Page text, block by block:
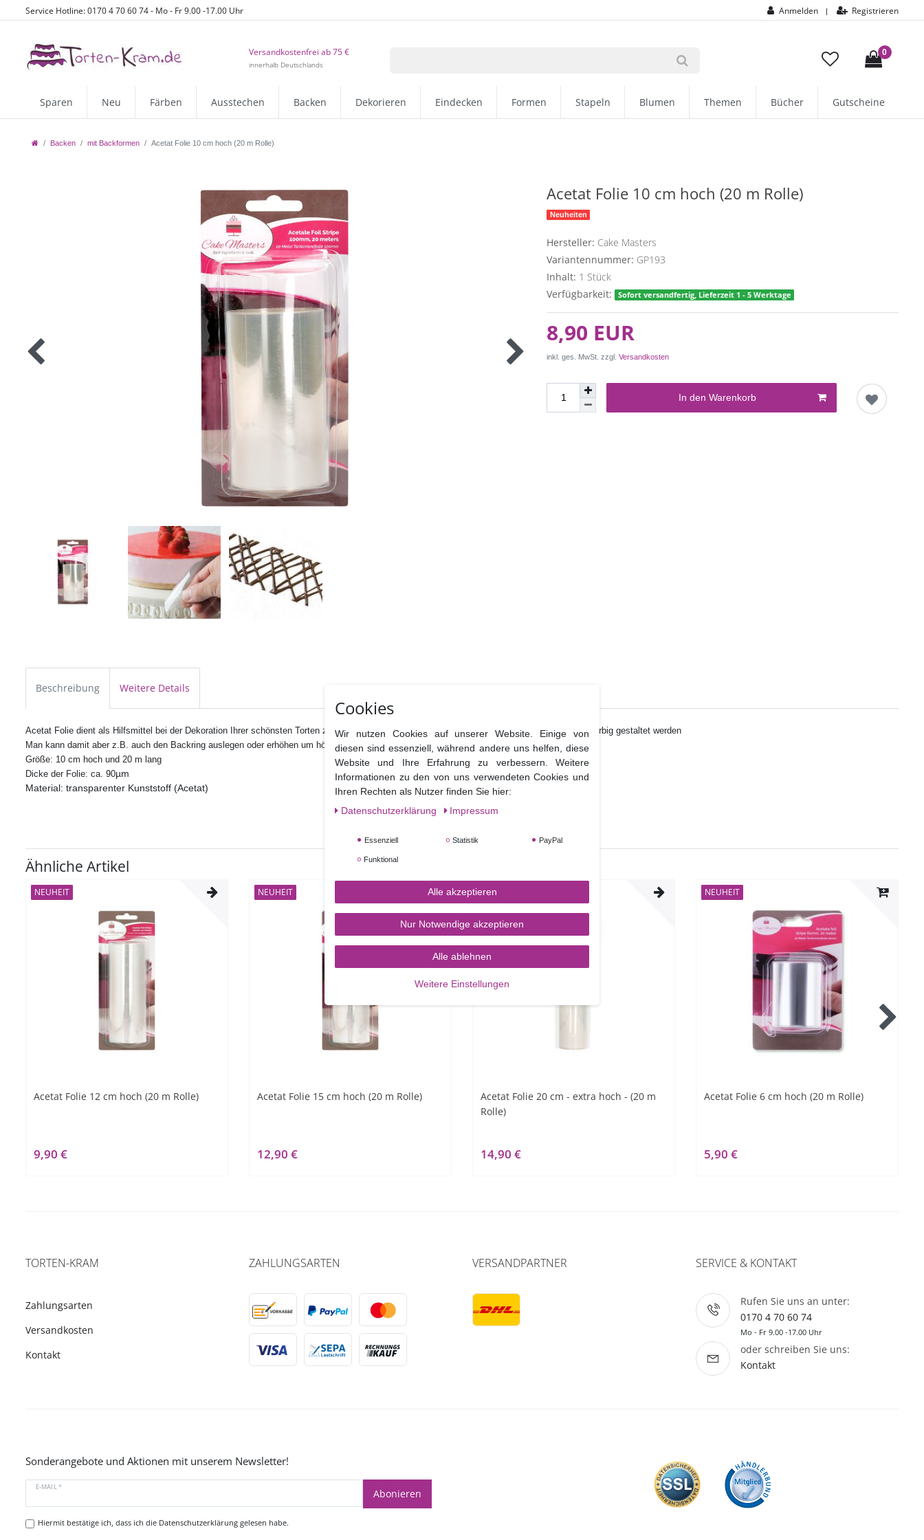
Service Hotline: 0170 4 70 60 74 - Mo - Fr 9.00 -17.00 Uhr Anmelden | Registrieren
Versandkostenfrei ab 75 €
innerhalb Deutschlands
0
Sparen Neu Färben Ausstechen Backen Dekorieren Eindecken Formen Stapeln Blumen Themen Bücher Gutscheine
Backen mit Backformen Acetat Folie 10 cm hoch (20 m Rolle)
Acetat Folie 10 cm hoch (20 m Rolle)
Neuheiten
Hersteller: Cake Masters
Variantennummer: GP193
Inhalt: 1 Stück
Verfügbarkeit:
Sofort versandfertig, Lieferzeit 1 - 5 Werktage
8,90 EUR
inkl. ges. MwSt. zzgl.Versandkosten
In den Warenkorb
Beschreibung Weitere Details
Acetat Folie dient als Hilfsmittel bei der Dekoration Ihrer schönsten Torten z.B. mit einem Schokoladenrand. Sie kann mit Pulverfarben vorher farbig gestaltet werden
Man kann damit aber z.B. auch den Backring auslegen oder erhöhen um höhere Torten zu füllen und haben so immer einen glatten Rand .
Größe: 10 cm hoch und 20 m lang
Dicke der Folie: ca. 90µm
Material: transparenter Kunststoff (Acetat)
Ähnliche Artikel
NEUHEIT
Acetat Folie 12 cm hoch (20 m Rolle)
9,90 €
NEUHEIT
Acetat Folie 15 cm hoch (20 m Rolle)
12,90 €
NEUHEIT
Acetat Folie 20 cm - extra hoch - (20 m
Rolle)
14,90 €
NEUHEIT
Acetat Folie 6 cm hoch (20 m Rolle)
5,90 €
TORTEN-KRAM
Zahlungsarten
Versandkosten
Kontakt
ZAHLUNGSARTEN VERSANDPARTNER SERVICE & KONTAKT
Rufen Sie uns an unter:
0170 4 70 60 74
Mo - Fr 9.00 -17.00 Uhr
oder schreiben Sie uns:
Kontakt
Sonderangebote und Aktionen mit unserem Newsletter!
E-MAIL *
Abonieren
Hiermit bestätige ich, dass ich die Datenschutzerklärunggelesen habe.
Cookies
Wir nutzen Cookies auf unserer Website. Einige von
diesen sind essenziell, während andere uns helfen, diese
Website und Ihre Erfahrung zu verbessern. Weitere
Informationen zu den von uns verwendeten Cookies und
Ihren Rechten als Nutzer finden Sie hier:
Daten­schutz­erklärung
Impressum
Essenziell Statistik PayPal
Funktional
Alle akzeptieren
Nur Notwendige akzeptieren
Alle ablehnen
Weitere Einstellungen